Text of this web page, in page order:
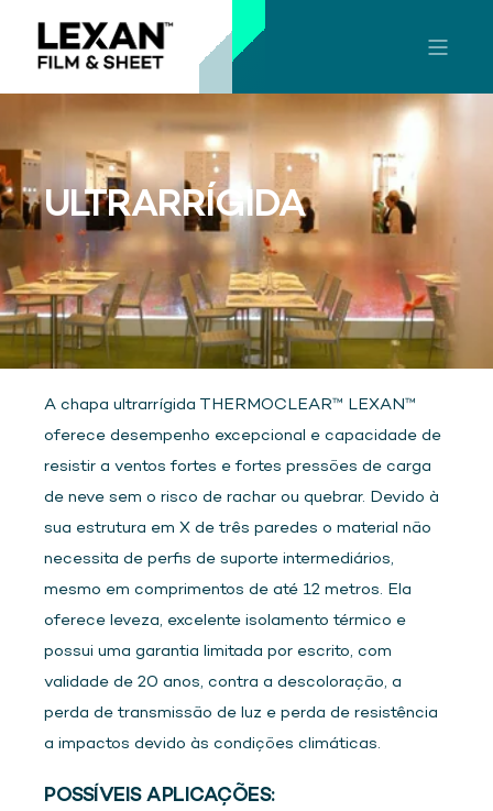
ULTRARRÍGIDA
A chapa ultrarrígida THERMOCLEAR™ LEXAN™
oferece desempenho excepcional e capacidade de
resistir a ventos fortes e fortes pressões de carga
de neve sem o risco de rachar ou quebrar. Devido à
sua estrutura em X de três paredes o material não
necessita de perfis de suporte intermediários,
mesmo em comprimentos de até 12 metros. Ela
oferece leveza, excelente isolamento térmico e
possui uma garantia limitada por escrito, com
validade de 20 anos, contra a descoloração, a
perda de transmissão de luz e perda de resistência
a impactos devido às condições climáticas.
POSSÍVEIS APLICAÇÕES: